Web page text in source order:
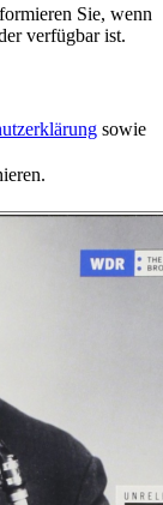
Sie, wenn
verfügbar ist.
sowie